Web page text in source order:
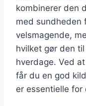
kombinerer den
med sundheden
velsmagende,
hvilket gør den
hverdage. Ved
får du en god
er essentielle for